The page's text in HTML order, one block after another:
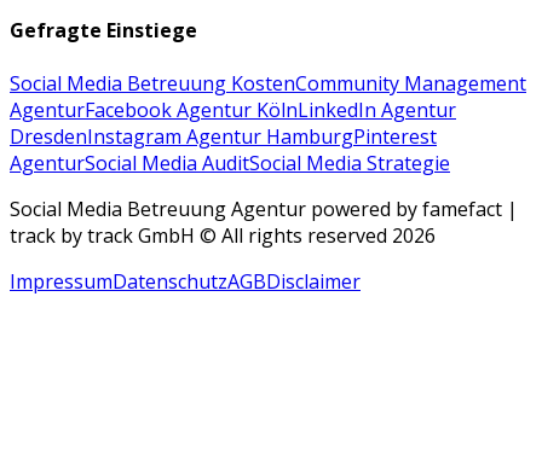
Gefragte Einstiege
Social Media Betreuung KostenCommunity Management
AgenturFacebook Agentur KölnLinkedIn Agentur
DresdenInstagram Agentur HamburgPinterest
AgenturSocial Media AuditSocial Media Strategie
Social Media Betreuung Agentur powered by famefact |
track by track GmbH © All rights reserved 2026
ImpressumDatenschutzAGBDisclaimer